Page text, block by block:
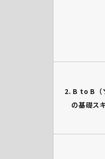
2. B to B（
の基礎ス